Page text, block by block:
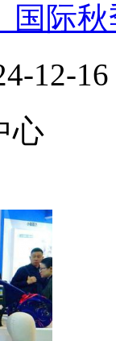
国际
12-16
心